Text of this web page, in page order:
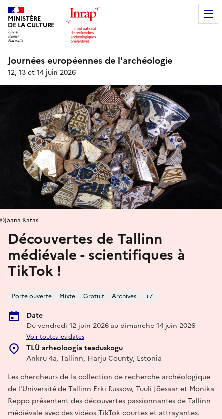
MINISTÈRE
DE LA CULTURE
Journées européennes de l'archéologie
12, 13 et 14 juin 2026
Découvertes de Tallinn
médiévale - scientifiques à
TikTok !
Porte ouverte Mixte Gratuit Archives +7
Date
Du vendredi 12 juin 2026 au dimanche 14 juin 2026
Voir toutes les dates
TLÜ arheoloogia teaduskogu
Ankru 4a, Tallinn, Harju County, Estonia
©Jaana Ratas
Les chercheurs de la collection de recherche archéologique
de l'Université de Tallinn Erki Russow, Tuuli Jõesaar et Monika
Reppo présentent des découvertes passionnantes de Tallinn
médiévale avec des vidéos TikTok courtes et attrayantes.